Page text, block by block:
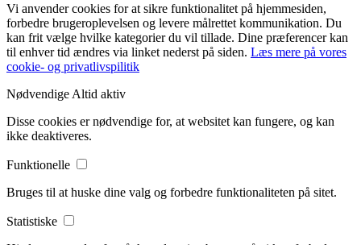
Vi anvender cookies for at sikre funktionalitet på hjemmesiden,
forbedre brugeroplevelsen og levere målrettet kommunikation. Du
kan frit vælge hvilke kategorier du vil tillade. Dine præferencer kan
til enhver tid ændres via linket nederst på siden. Læs mere på vores
cookie- og privatlivspilitik
Nødvendige Altid aktiv
Disse cookies er nødvendige for, at websitet kan fungere, og kan
ikke deaktiveres.
Funktionelle
Bruges til at huske dine valg og forbedre funktionaliteten på sitet.
Statistiske